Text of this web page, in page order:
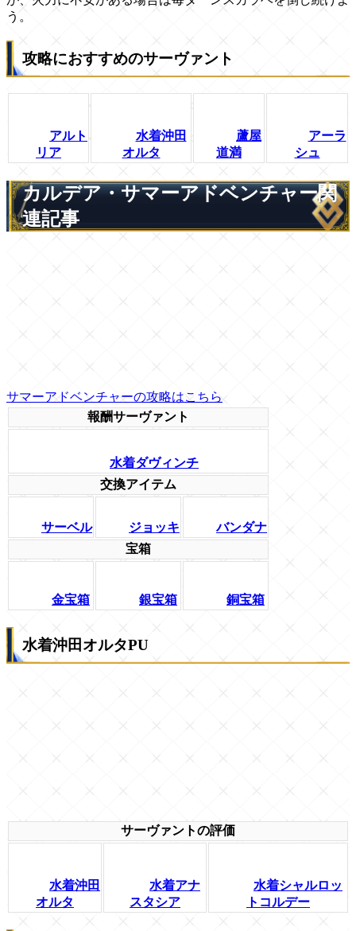
う。
攻略におすすめのサーヴァント
アルト
リア
水着沖田
オルタ
蘆屋
道満
アーラ
シュ
カルデア・サマーアドベンチャー関
連記事
サマーアドベンチャーの攻略はこちら
報酬サーヴァント
水着ダヴィンチ
交換アイテム
サーベル ジョッキ
バンダナ
宝箱
金宝箱 銀宝箱 銅宝箱
水着沖田オルタPU
サーヴァントの評価
水着沖田
オルタ
水着アナ
スタシア
水着シャルロッ
トコルデー